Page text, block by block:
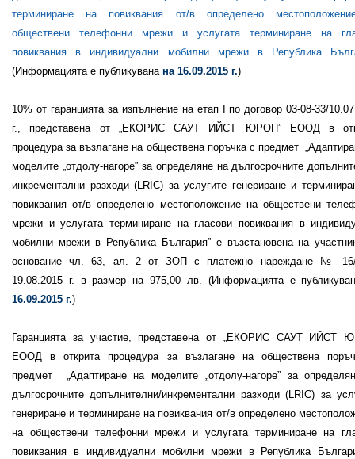
терминиране на повиквания от/в определено
обществени телефонни мрежи и услугата терминиране на
повиквания в индивидуални мобилни мрежи в Република
(Информацията е публикувана на 16.09.2015 г.)
10% от гаранцията за изпълнение на етап
по договор 03-08-33/
г., представена от „ЕКОРИС САУТ ИЙСТ ЮРОП” ЕООД в
процедура за възлагане на обществена поръчка с предмет
„
моделите „отдолу-нагоре” за определяне на дългосрочните
инкрементални разходи (LRIC) за услугите генериране и
повиквания от/в определено местоположение на обществени
мрежи и услугата терминиране на гласови повиквания в
мобилни мрежи в Република България”е възстановена на
основание чл. 63, ал. 2 от ЗОП с платежно нареждане №
19.08.2015 г. в размер на 975,00 лв.
(Информацията е
16.09.2015 г.)
Гаранцията за участие, представена от „ЕКОРИС САУТ ИЙСТ
ЕООД в открита процедура за възлагане на обществена
предмет „Адаптиране на моделите „отдолу-нагоре” за
дългосрочните допълнителни/инкрементални разходи (LRIC) за
генериране и терминиране на повиквания от/в определено
на обществени телефонни мрежи и услугата терминиране на
повиквания в индивидуални мобилни мрежи в Република